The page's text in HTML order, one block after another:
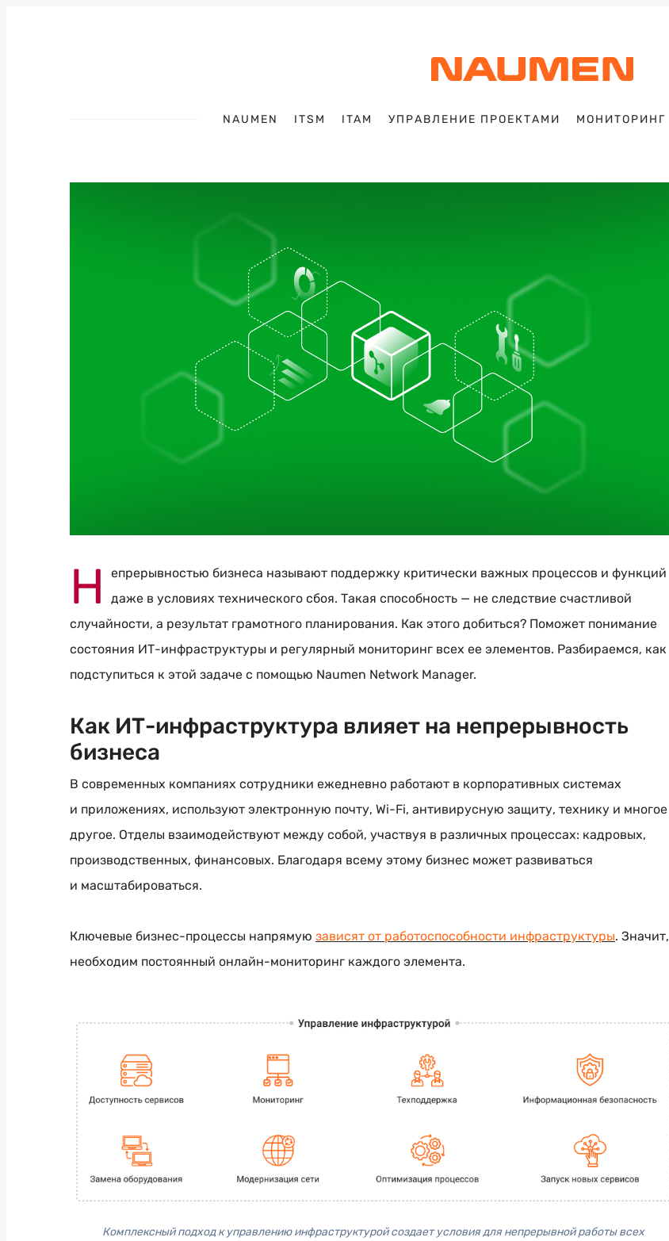
NAUMEN ITSM ITAM УПРАВЛЕНИЕ ПРОЕКТАМИ МОНИТОРИНГ
ITAM,
автоматизация
Н
епрерывностью бизнеса называют поддержку критически важных процессов и функций
даже в условиях технического сбоя. Такая способность — не следствие счастливой
случайности, а результат грамотного планирования. Как этого добиться? Поможет понимание
состояния ИТ-инфраструктуры и регулярный мониторинг всех ее элементов. Разбираемся, как
подступиться к этой задаче с помощью Naumen Network Manager.
Как ИТ-инфраструктура влияет на непрерывность
бизнеса
В современных компаниях сотрудники ежедневно работают в корпоративных системах
и приложениях, используют электронную почту, Wi-Fi, антивирусную защиту, технику и многое
другое. Отделы взаимодействуют между собой, участвуя в различных процессах: кадровых,
производственных, финансовых. Благодаря всему этому бизнес может развиваться
и масштабироваться.
Ключевые бизнес-процессы напрямую зависят от работоспособности инфраструктуры. Значит,
необходим постоянный онлайн-мониторинг каждого элемента.
Комплексный подход к управлению инфраструктурой создает условия для непрерывной работы всех